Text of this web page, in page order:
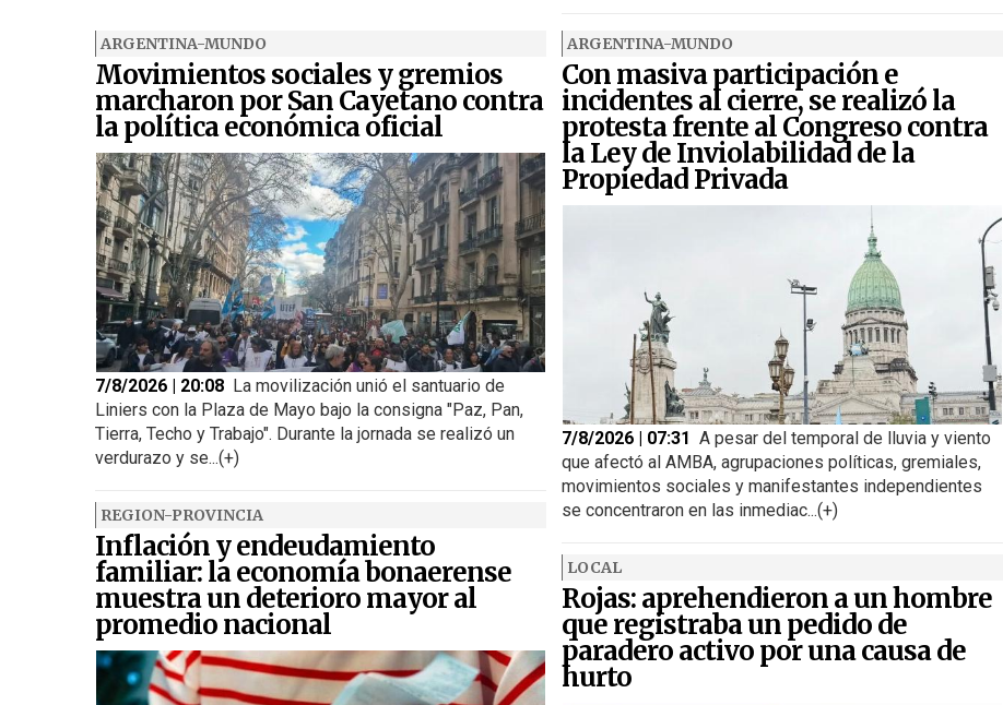
ARGENTINA-MUNDO
Movimientos sociales y gremios
marcharon por San Cayetano contra
la política económica oficial
7/8/2026 | 20:08 La movilización unió el santuario de
Liniers con la Plaza de Mayo bajo la consigna "Paz, Pan,
Tierra, Techo y Trabajo". Durante la jornada se realizó un
verdurazo y se...(+)
REGION-PROVINCIA
Inflación y endeudamiento
familiar: la economía bonaerense
muestra un deterioro mayor al
promedio nacional
ARGENTINA-MUNDO
Con masiva participación e
incidentes al cierre, se realizó la
protesta frente al Congreso contra
la Ley de Inviolabilidad de la
Propiedad Privada
7/8/2026 | 07:31 A pesar del temporal de lluvia y viento
que afectó al AMBA, agrupaciones políticas, gremiales,
movimientos sociales y manifestantes independientes
se concentraron en las inmediac...(+)
LOCAL
Rojas: aprehendieron a un hombre
que registraba un pedido de
paradero activo por una causa de
hurto